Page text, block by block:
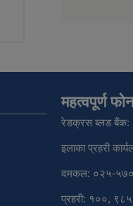
महत्वपूर्ण
रेडक्रस ब्लड
इलाका प्रहरी
दमकल: ०२५-
प्रहरी: १००,